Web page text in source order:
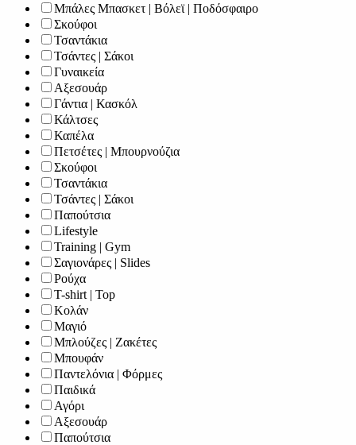
Μπάλες Μπασκετ | Βόλεϊ | Ποδόσφαιρο
Σκούφοι
Τσαντάκια
Τσάντες | Σάκοι
Γυναικεία
Αξεσουάρ
Γάντια | Κασκόλ
Κάλτσες
Καπέλα
Πετσέτες | Μπουρνούζια
Σκούφοι
Τσαντάκια
Τσάντες | Σάκοι
Παπούτσια
Lifestyle
Training | Gym
Σαγιονάρες | Slides
Ρούχα
T-shirt | Top
Κολάν
Μαγιό
Μπλούζες | Ζακέτες
Μπουφάν
Παντελόνια | Φόρμες
Παιδικά
Αγόρι
Αξεσουάρ
Παπούτσια